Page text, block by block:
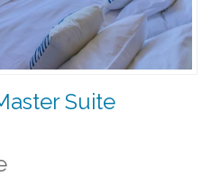
Suite